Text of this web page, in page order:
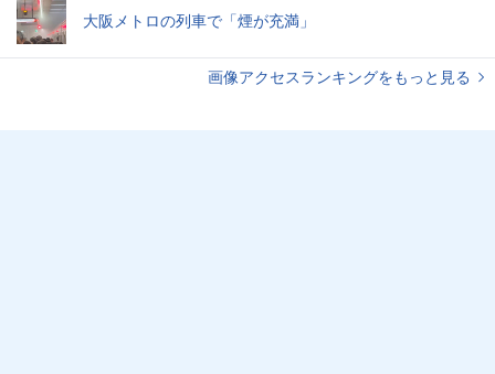
大阪メトロの列車で「煙が充満」
画像アクセスランキングをもっと見る